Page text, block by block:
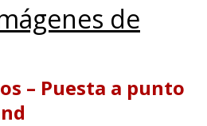
de
– Puesta a punto